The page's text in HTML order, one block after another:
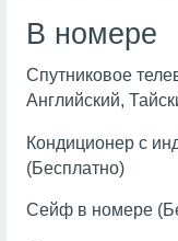
В номере
Спутниковое
Английский,
Кондиционер с
(Бесплатно)
Сейф в номере